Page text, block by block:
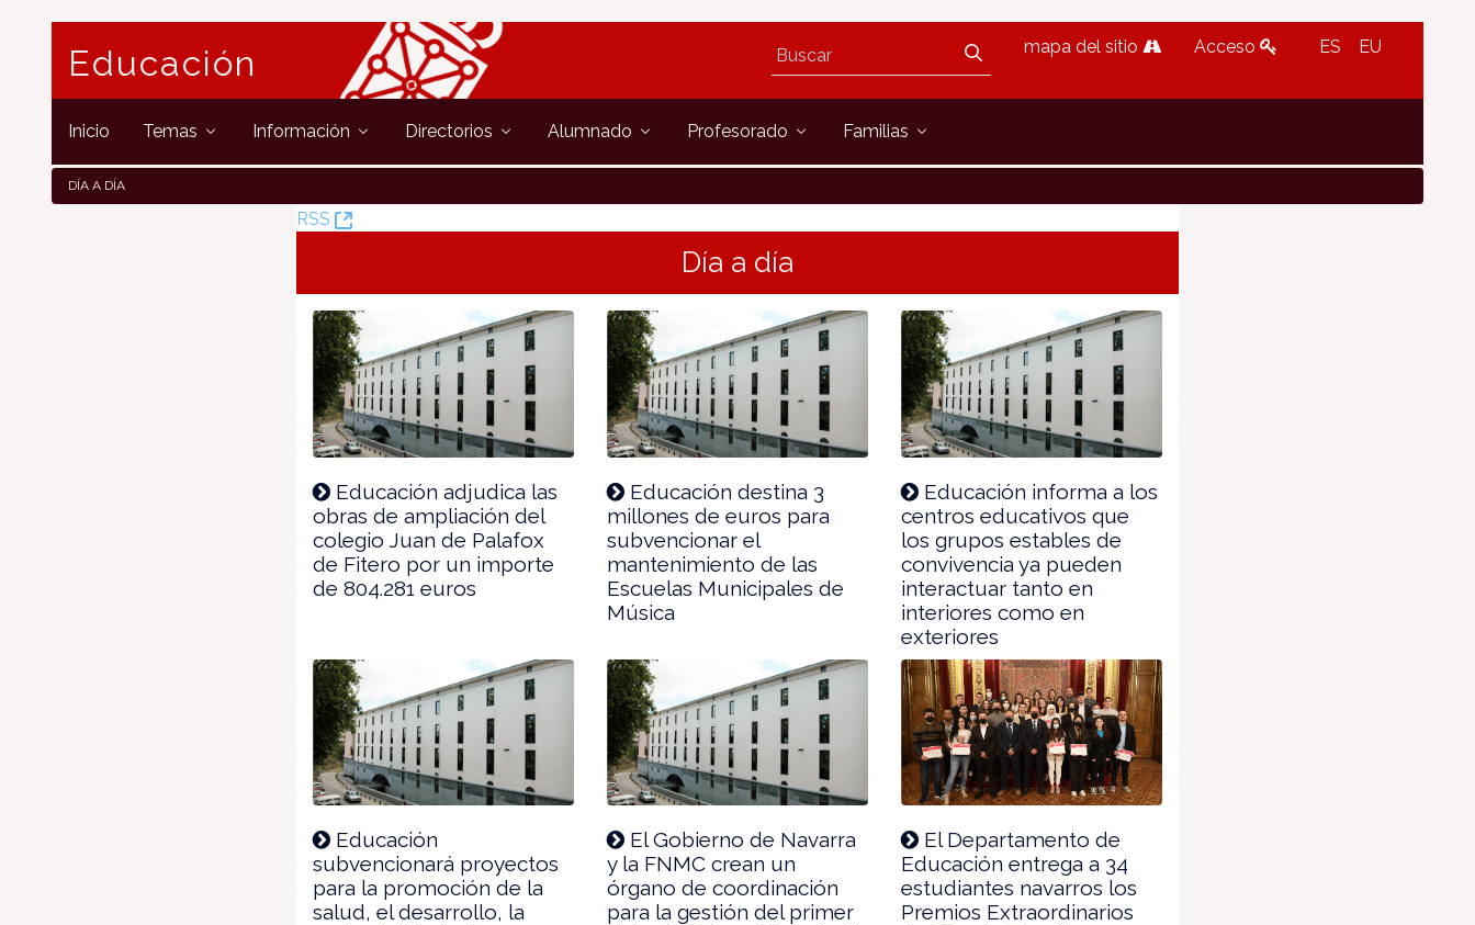
Educación mapa del sitio Acceso ES EU
Inicio Temas Información Directorios Alumnado Profesorado Familias
DÍA A DÍA
RSS
(Abre
ventana)
Día a día
Educación adjudica las
obras de ampliación del
colegio Juan de Palafox
de Fitero por un importe
de 804.281 euros
Educación destina 3
millones de euros para
subvencionar el
mantenimiento de las
Escuelas Municipales de
Música
Educación informa a los
centros educativos que
los grupos estables de
convivencia ya pueden
interactuar tanto en
interiores como en
exteriores
Educación
subvencionará proyectos
para la promoción de la
salud, el desarrollo, la
El Gobierno de Navarra
y la FNMC crean un
órgano de coordinación
para la gestión del primer
El Departamento de
Educación entrega a 34
estudiantes navarros los
Premios Extraordinarios